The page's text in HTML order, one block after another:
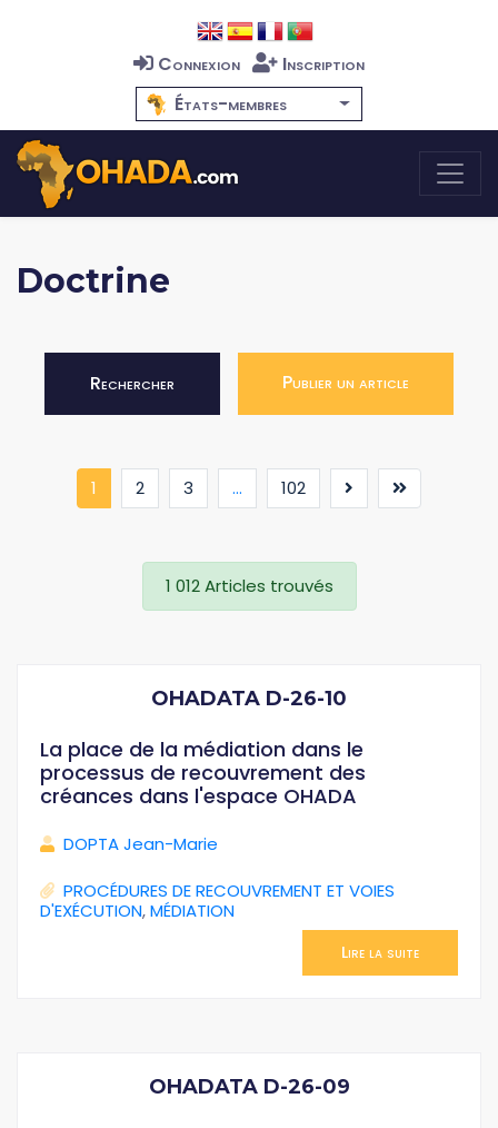
Connexion
Inscription
États-membres
Doctrine
Rechercher Publier un article
1 (current)
2 3 ... 102
1 012 Articles trouvés
OHADATA D-26-10
La place de la médiation dans le
processus de recouvrement des
créances dans l'espace OHADA
DOPTA Jean-Marie
PROCÉDURES DE RECOUVREMENT ET VOIES
D'EXÉCUTION,MÉDIATION
Lire la suite
OHADATA D-26-09